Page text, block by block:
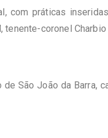
com práticas
coronel Charbio
São João da Barra,